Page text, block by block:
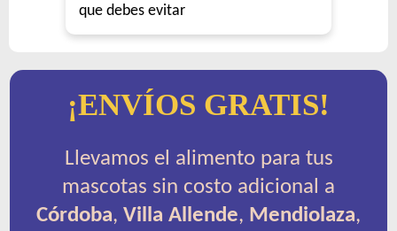
que debes evitar
¡ENVÍOS GRATIS!
Llevamos el alimento para tus
mascotas sin costo adicional a
Córdoba, Villa Allende, Mendiolaza,